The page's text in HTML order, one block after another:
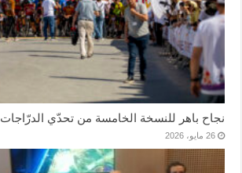
نجاح باهر للنسخة الخامسة من تحدّي الدرّاجات GATBIKE
26 مايو، 2026